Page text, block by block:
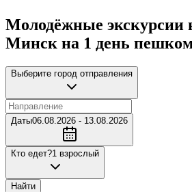
Молодёжные экскурсии
Минск на 1 день
Выберите город отправления
Даты06.08.2026 - 13.08.2026
Кто едет?1 взрослый
Найти